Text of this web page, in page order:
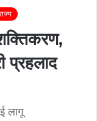
प्रहलाद
लागू